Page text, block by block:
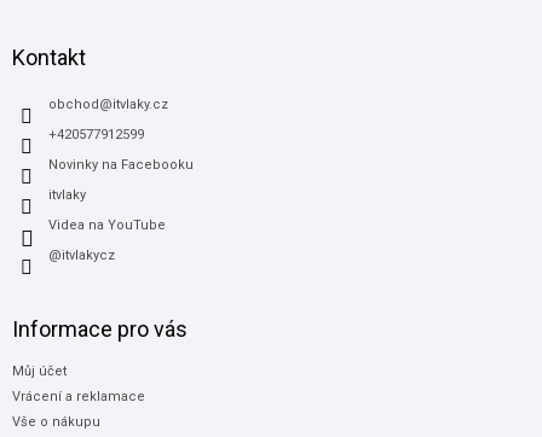
Kontakt
obchod@itvlaky.cz
+420577912599
Novinky na Facebooku
itvlaky
Videa na YouTube
@itvlakycz
Informace pro vás
Můj účet
Vrácení a reklamace
Vše o nákupu